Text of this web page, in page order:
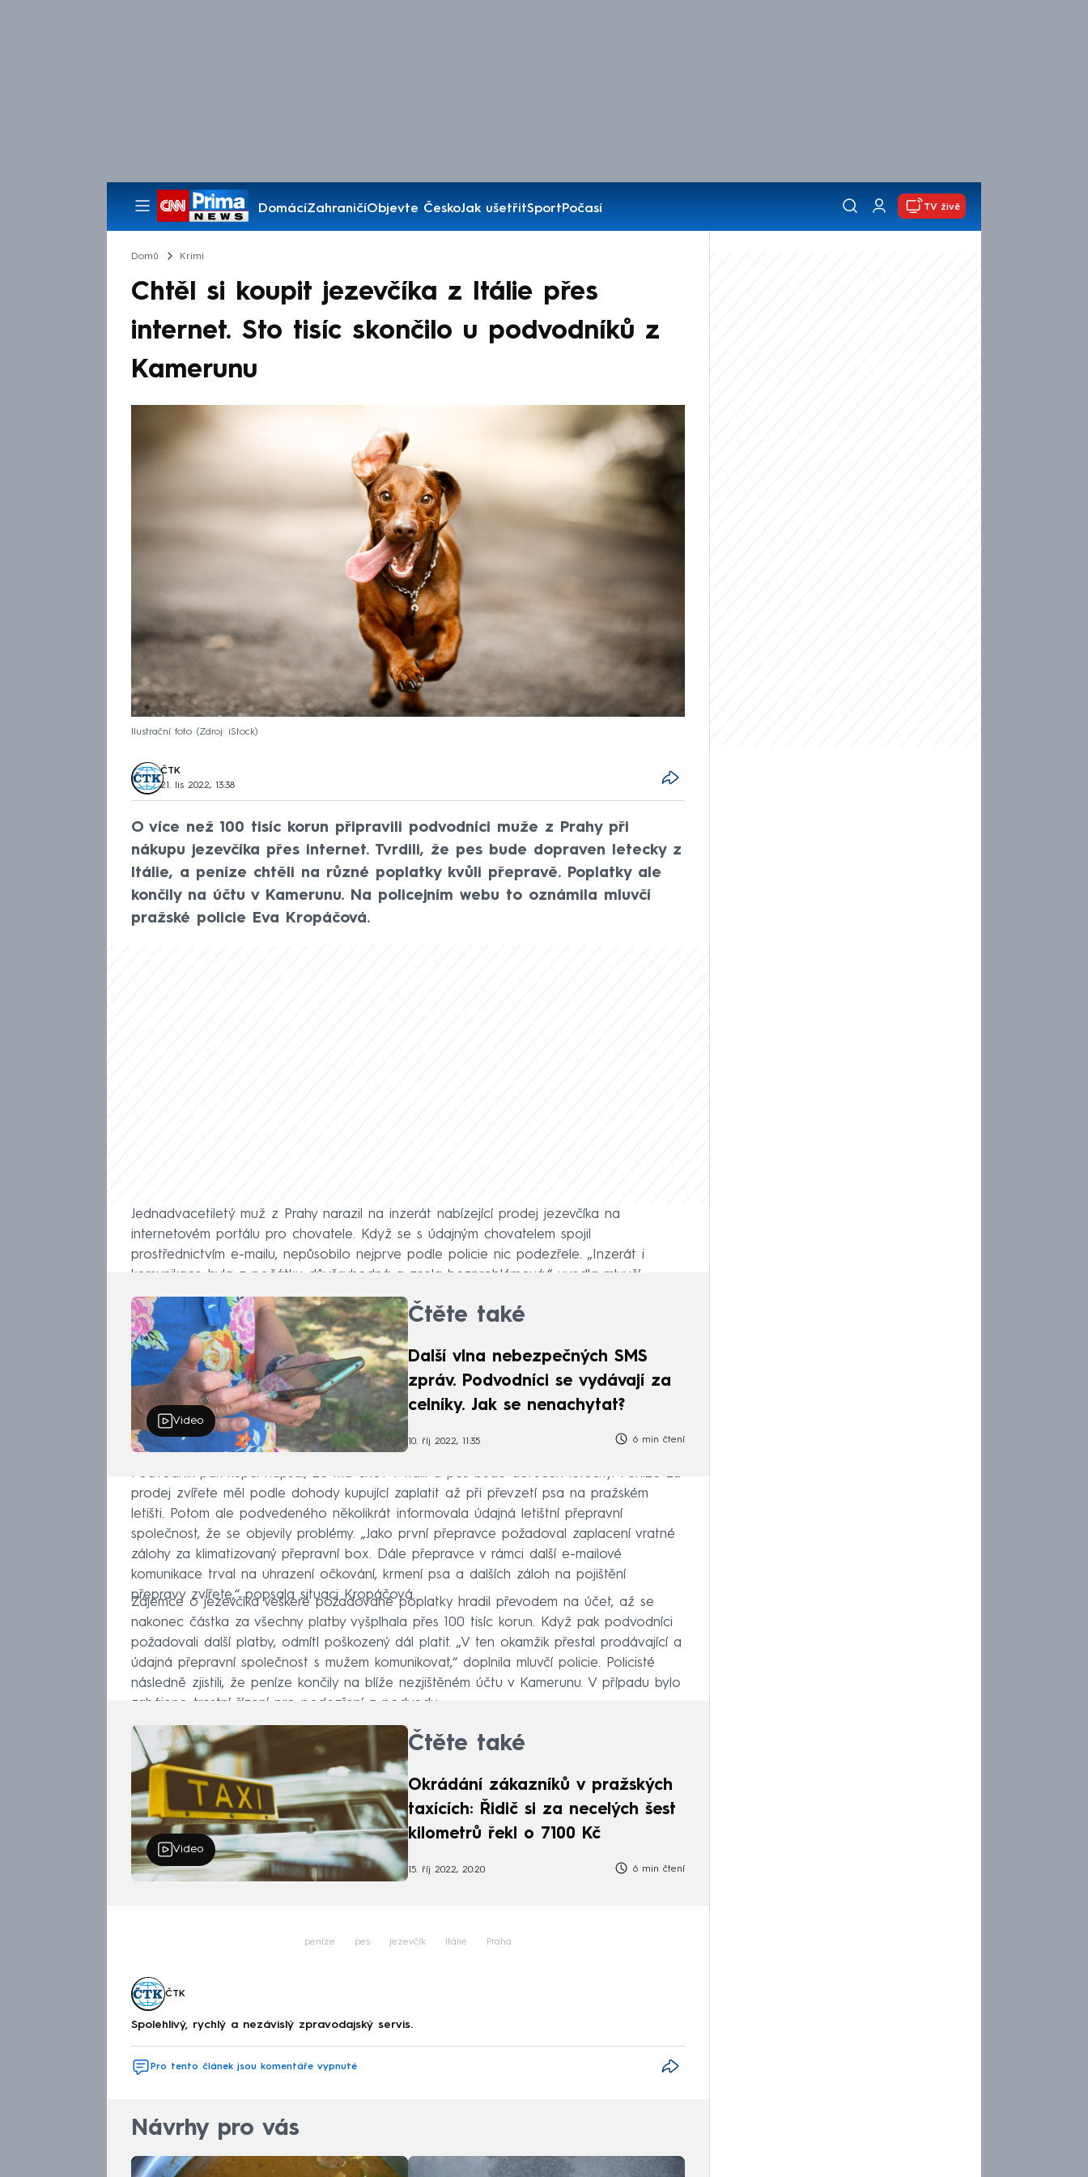
DomácíZahraničíObjevte ČeskoJak ušetřitSportPočasí
Pořady
TV živě
Domů Krimi
Chtěl si koupit jezevčíka z Itálie přes
internet. Sto tisíc skončilo u podvodníků z
Kamerunu
Ilustrační foto Zdroj: iStock
ČTK
21. lis 2022, 13:38
O více než 100 tisíc korun připravili podvodníci muže z Prahy při
nákupu jezevčíka přes internet. Tvrdili, že pes bude dopraven letecky z
Itálie, a peníze chtěli na různé poplatky kvůli přepravě. Poplatky ale
končily na účtu v Kamerunu. Na policejním webu to oznámila mluvčí
pražské policie Eva Kropáčová.
Jednadvacetiletý muž z Prahy narazil na inzerát nabízející prodej jezevčíka na
internetovém portálu pro chovatele. Když se s údajným chovatelem spojil
prostřednictvím e-mailu, nepůsobilo nejprve podle policie nic podezřele. „Inzerát i
komunikace byla z počátku důvěryhodná a zcela bezproblémová,“ uvedla mluvčí.
Video
Čtěte také
Další vlna nebezpečných SMS
zpráv. Podvodníci se vydávají za
celníky. Jak se nenachytat?
10. říj 2022, 11:35 6 min čtení
Podvodník pak kupci napsal, že má chov v Itálii a pes bude doručen letecky. Peníze za
prodej zvířete měl podle dohody kupující zaplatit až při převzetí psa na pražském
letišti. Potom ale podvedeného několikrát informovala údajná letištní přepravní
společnost, že se objevily problémy. „Jako první přepravce požadoval zaplacení vratné
zálohy za klimatizovaný přepravní box. Dále přepravce v rámci další e-mailové
komunikace trval na uhrazení očkování, krmení psa a dalších záloh na pojištění
přepravy zvířete,“ popsala situaci Kropáčová.
Zájemce o jezevčíka veškeré požadované poplatky hradil převodem na účet, až se
nakonec částka za všechny platby vyšplhala přes 100 tisíc korun. Když pak podvodníci
požadovali další platby, odmítl poškozený dál platit. „V ten okamžik přestal prodávající a
údajná přepravní společnost s mužem komunikovat,“ doplnila mluvčí policie. Policisté
následně zjistili, že peníze končily na blíže nezjištěném účtu v Kamerunu. V případu bylo
zahájeno trestní řízení pro podezření z podvodu.
Video
Čtěte také
Okrádání zákazníků v pražských
taxících: Řidič si za necelých šest
kilometrů řekl o 7100 Kč
15. říj 2022, 20:20 6 min čtení
peníze pes jezevčík Itálie Praha
ČTK
Spolehlivý, rychlý a nezávislý zpravodajský servis.
Pro tento článek jsou komentáře vypnuté
Návrhy pro vás